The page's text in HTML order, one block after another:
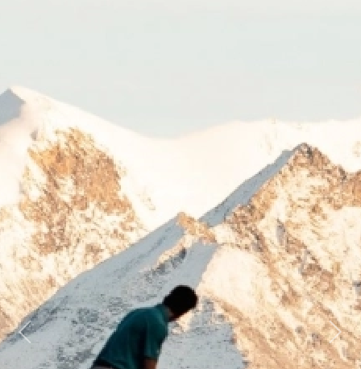
Previous Next